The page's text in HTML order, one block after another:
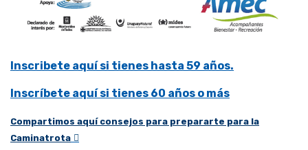
Inscribete aquí si tienes hasta 59 años.
Inscríbete aquí si tienes 60 años o más
Compartimos aquí consejos para prepararte para la
Caminatrota